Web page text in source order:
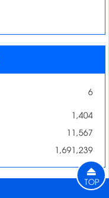
6
1,404
11,567
1,691,239
TOP